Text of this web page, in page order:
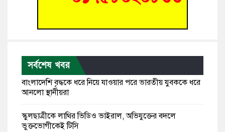
সর্বশেষ খবর
বাংলাদেশি বৃদ্ধকে ধরে নিয়ে যাওয়ার পরে ভারতীয় যুবককে ধরে
আনলো স্থানীয়রা
স্কুলছাত্রীকে লাথির ভিডিও ভাইরাল, অভিযুক্তের বদলে
ভুক্তভোগীকেই টিসি